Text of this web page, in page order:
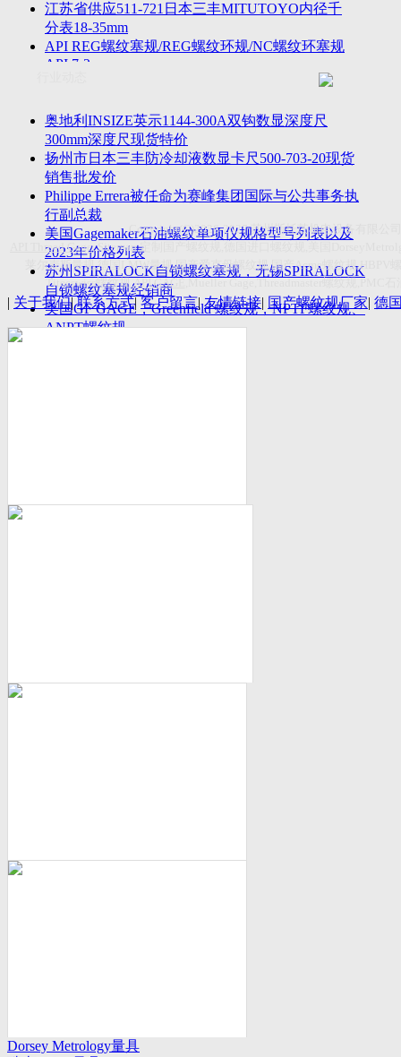
江苏省供应511-721日本三丰MITUTOYO内径千
分表18-35mm
API REG螺纹塞规/REG螺纹环规/NC螺纹环塞规
API 7-2
苏州市万濠卧式投影仪CPJ-3020W/CPJ-4025W代
美国B2段差尺/间隙段差尺GAPSG/NMSG/GRIP-
004/CFM-095代理商
2023年美国Universal Punch圆度仪价格表，国产
定制跳动量仪
波音一季度营收增近三成超预期，近五年季度交
付数量首超空客
奥地利INSIZE英示1144-300A双钩数显深度尺
300mm深度尺现货特价
扬州市日本三丰防冷却液数显卡尺500-703-20现货
销售批发价
Philippe Errera被任命为赛峰集团国际与公共事务执
行副总裁
美国Gagemaker石油螺纹单项仪规格型号列表以及
2023年价格列表
苏州SPIRALOCK自锁螺纹塞规，无锡SPIRALOCK
自锁螺纹塞规经销商
美国GF GAGE，Greenfield 螺纹规，NPTF螺纹规、
ANPT螺纹规
Dorsey Metrology量具
Copyright(C)2026-2027苏州斯托茨机电设备有限公司
API Thread Gage, Sitemap,定制国产螺纹规
莱尔麦斯量规,德国 LMW量规,国产爱克母螺纹规 ,国产Acme 螺纹规,HBPV
Titecswiss螺纹规 ,API GAGE
| 关于我们|联系方式| 客户留言|友情链接| 国产螺纹规厂家| 德